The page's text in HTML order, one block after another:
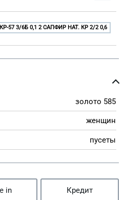
57 3/6Б 0,1 2 САПФИР НАТ. КР 2/2 0,6
золото 585
женщин
пусеты
in Кредит